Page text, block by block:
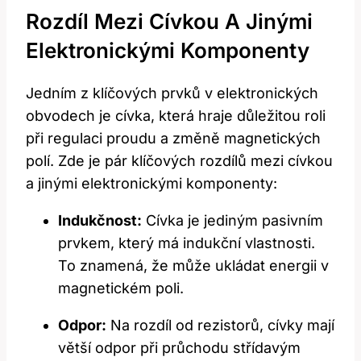
Rozdíl Mezi Cívkou A Jinými
Elektronickými Komponenty
Jedním z klíčových prvků v elektronických
obvodech je cívka, která hraje důležitou roli
při regulaci proudu a změně magnetických
polí. Zde je pár klíčových rozdílů mezi cívkou
a jinými elektronickými komponenty:
Indukčnost: Cívka je jediným pasivním
prvkem, který má indukční vlastnosti.
To znamená, že může ukládat energii v
magnetickém poli.
Odpor: Na rozdíl od rezistorů, cívky mají
větší odpor při průchodu střídavým